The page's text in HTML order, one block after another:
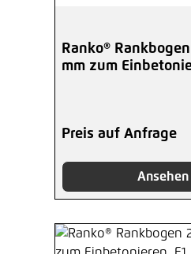
Ranko® Rankbogen 2150 x 1500
mm zum
Preis auf Anfrage
Ansehen